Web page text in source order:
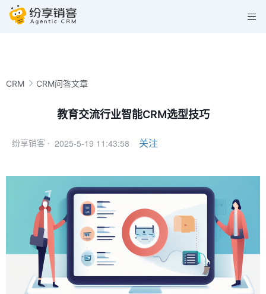
CRM CRM问答文章
教育交流行业智能CRM选型技巧
纷享销客 · 2025-5-19 11:43:58 关注